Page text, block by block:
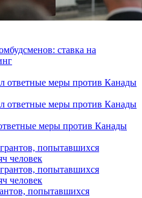
ставка на
меры против Канады
попытавшихся